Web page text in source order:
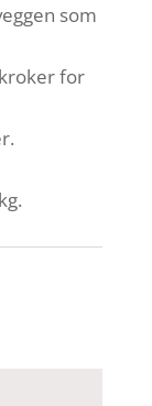
som
for